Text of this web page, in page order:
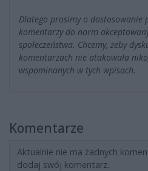
Dlatego prosimy o dostosowanie
komentarzy do norm
społeczeństwa. Chcemy, żeby
komentarzach nie atakowała
wspominanych w tych wpisach.
Komentarze
Aktualnie nie ma żadnych
dodaj swój komentarz.